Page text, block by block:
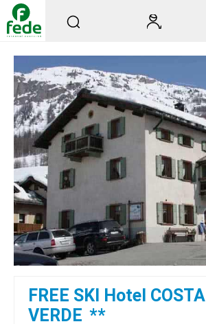
FREE SKI Hotel COSTA
VERDE **